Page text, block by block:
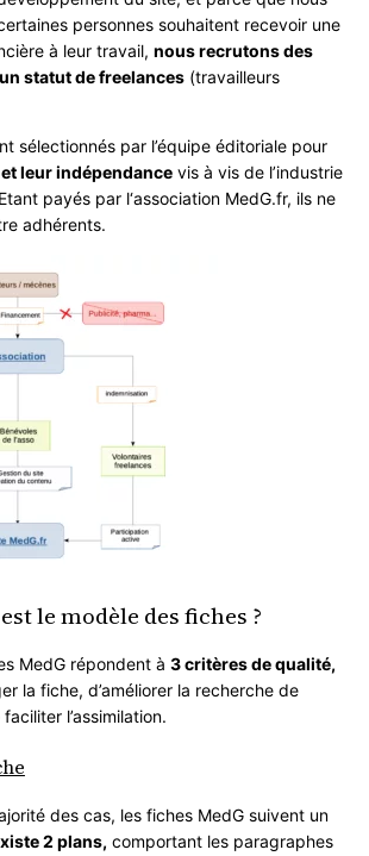
du contenu
personnes souhaitent recevoir une
à leur travail, nous recrutons des
statut de freelances(travailleurs
sélectionnés par l’équipe éditoriale pour
leur indépendancevis à vis de l’industrie
payés par l‘association MedG.fr, ils ne
adhérents.
le modèle des fiches ?
MedG répondent à 3 critères de qualité,
la fiche, d’améliorer la recherche de
l’assimilation.
des cas, les fiches MedG suivent un
2 plans, comportant les paragraphes